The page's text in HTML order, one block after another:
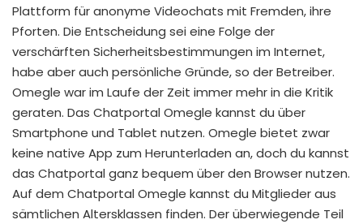
Plattform für anonyme Videochats mit Fremden, ihre
Pforten. Die Entscheidung sei eine Folge der
verschärften Sicherheitsbestimmungen im Internet,
habe aber auch persönliche Gründe, so der Betreiber.
Omegle war im Laufe der Zeit immer mehr in die Kritik
geraten. Das Chatportal Omegle kannst du über
Smartphone und Tablet nutzen. Omegle bietet zwar
keine native App zum Herunterladen an, doch du kannst
das Chatportal ganz bequem über den Browser nutzen.
Auf dem Chatportal Omegle kannst du Mitglieder aus
sämtlichen Altersklassen finden. Der überwiegende Teil